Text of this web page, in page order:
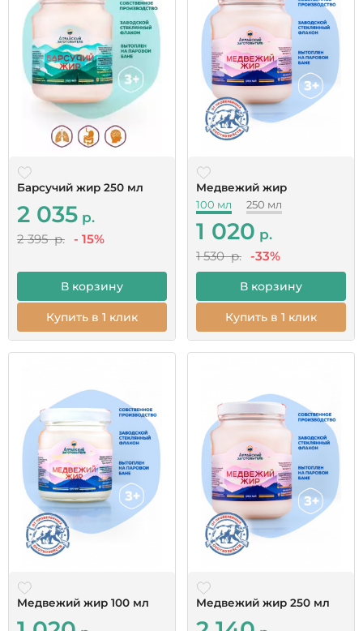
Барсучий жир 250 мл
2 035р.
2 395 р. - 15%
В корзину
Купить в 1 клик
Медвежий жир
100 мл
250 мл
1 020р.
1 530 р. -33%
В корзину
Купить в 1 клик
Медвежий жир 100 мл Медвежий жир 250 мл